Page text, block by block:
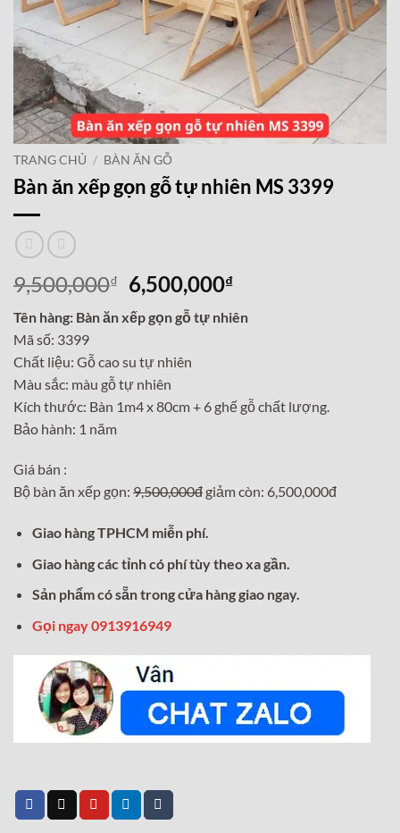
TRANG CHỦ / BÀN ĂN GỖ
Bàn ăn xếp gọn gỗ tự nhiên MS 3399
9,500,000₫
Giá
gốc
là:
6,500,000₫Giá
tại
Tên hàng: Bàn ăn xếp gọn gỗ tự nhiên
Mã số: 3399
Chất liệu: Gỗ cao su tự nhiên
Màu sắc: màu gỗ tự nhiên
Kích thước: Bàn 1m4 x 80cm + 6 ghế gỗ chất lượng.
Bảo hành: 1 năm
Giá bán :
Bộ bàn ăn xếp gọn: 9,500,000đ giảm còn: 6,500,000đ
Giao hàng TPHCM miễn phí.
Giao hàng các tỉnh có phí tùy theo xa gần.
Sản phẩm có sẵn trong cửa hàng giao ngay.
Gọi ngay 0913916949